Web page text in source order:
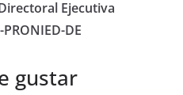
Ejecutiva
DE
gustar